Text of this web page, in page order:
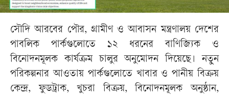
সৌদি আরবের পৌর, গ্রামীণ ও আবাসন মন্ত্রণালয় দেশের
পাবলিক পার্কগুলোতে ১২ ধরনের বাণিজ্যিক ও
বিনোদনমূলক কার্যক্রম চালুর অনুমোদন দিয়েছে। নতুন
পরিকল্পনার আওতায় পার্কগুলোতে খাবার ও পানীয় বিক্রয়
কেন্দ্র, ফুডট্রাক, খুচরা বিক্রয়, বিনোদনমূলক অনুষ্ঠান,